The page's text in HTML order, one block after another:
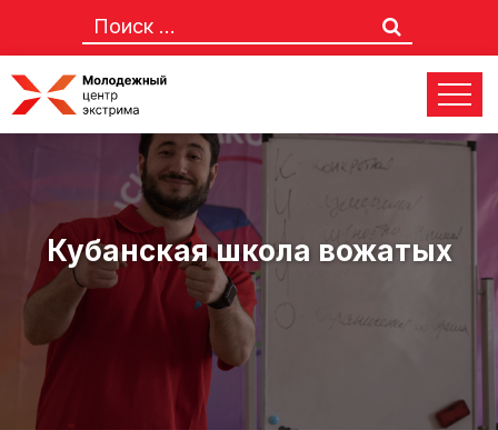
Кубанская школа вожатых